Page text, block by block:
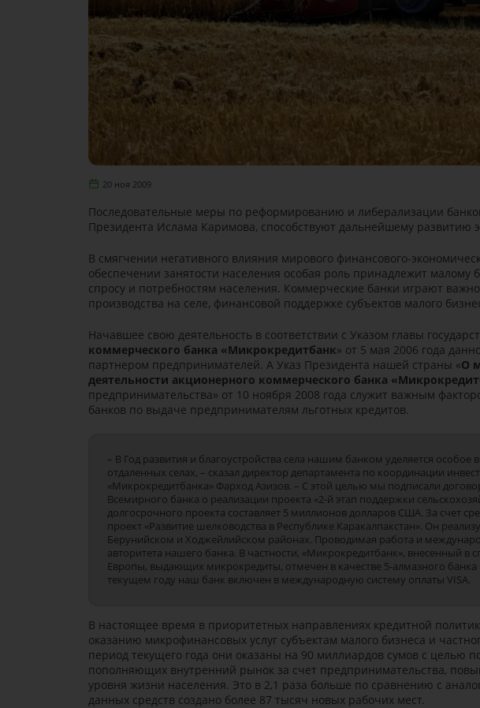
20 ноя 2009
Последовательные меры по реформированию и либерализации
Президента Ислама Каримова, способствуют дальнейшему развитию
В смягчении негативного влияния мирового финансового-
обеспечении занятости населения особая роль принадлежит малому
спросу и потребностям населения. Коммерческие банки играют
производства на селе, финансовой поддержке субъектов малого
Начавшее свою деятельность в соответствии с Указом главы
коммерческого банка «Микрокредитбанк» от 5 мая 2006 года
партнером предпринимателей. А Указ Президента нашей страны «О
деятельности акционерного коммерческого банка
предпринимательства» от 10 ноября 2008 года служит важным
банков по выдаче предпринимателям льготных кредитов.
– В Год развития и благоустройства села нашим банком уделяется
отдаленных селах, – сказал директор департамента по координации
«Микрокредитбанка» Фарход Азизов. – С этой целью мы подписали
Всемирного банка о реализации проекта «2-й этап поддержки
долгосрочного проекта составляет 5 миллионов долларов США. За счет
проект «Развитие шелководства в Республике Каракалпакстан». Он
Берунийском и Ходжейлийском районах. Проводимая работа и
авторитета нашего банка. В частности, «Микрокредитбанк», внесенный в
Европы, выдающих микрокредиты, отмечен в качестве 5-алмазного
текущем году наш банк включен в международную систему оплаты VISA.
В настоящее время в приоритетных направлениях кредитной
оказанию микрофинансовых услуг субъектам малого бизнеса и
период текущего года они оказаны на 90 миллиардов сумов с целью
пополняющих внутренний рынок за счет предпринимательства,
уровня жизни населения. Это в 2,1 раза больше по сравнению с
данных средств создано более 87 тысяч новых рабочих мест.